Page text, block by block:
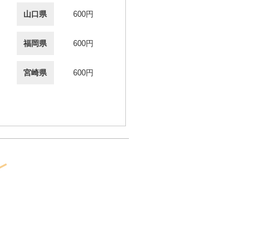
山口県 600円
福岡県 600円
宮崎県 600円